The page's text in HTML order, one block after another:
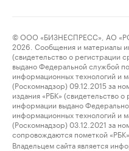
© ООО «БИЗНЕСПРЕСС», АО
2026. Сообщения и материалы
(свидетельство о регистрации
выдано Федеральной службой
информационных технологий и
(Роскомнадзор) 09.12.2015 за
издания «РБК» (свидетельство
информации выдано
информационных технологий и
(Роскомнадзор) 03.12.2021 за
сопровождаются пометкой «РБК».
Владельцем сайта является